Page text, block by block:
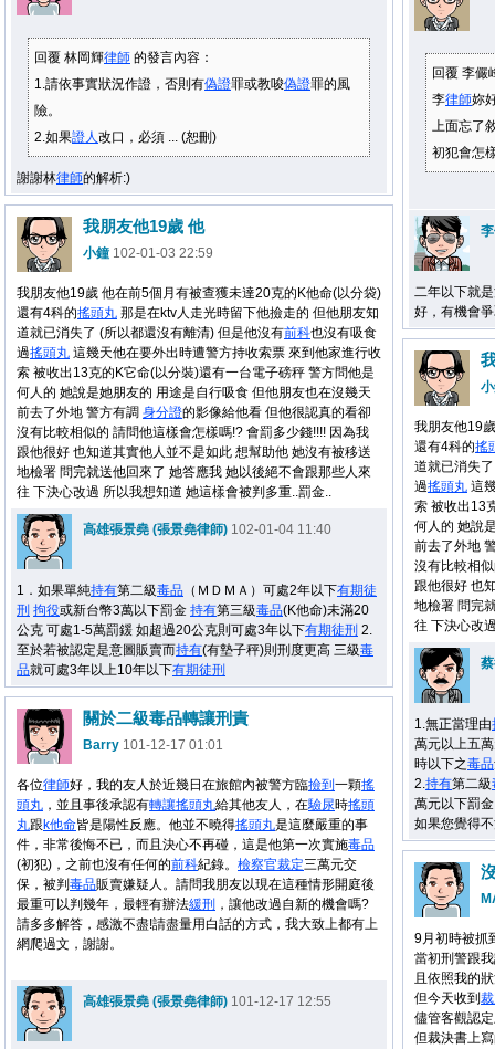
回覆 林岡輝律師 的發言內容：
1.請依事實狀況作證，否則有偽證罪或教唆偽證罪的風
險。
2.如果證人改口，必須 ... (恕刪)
謝謝林律師的解析:)
回覆 李儼
李律師妳
上面忘了
初犯會怎
二年以下就
好，有機會
我朋友他19歲 他
小鐘 102-01-03 22:59
我朋友他19歲 他在前5個月有被查獲未達20克的K他命(以分袋)
還有4科的搖頭丸 那是在ktv人走光時留下他撿走的 但他朋友知
道就已消失了 (所以都還沒有離清) 但是他沒有前科也沒有吸食
過搖頭丸 這幾天他在要外出時遭警方持收索票 來到他家進行收
索 被收出13克的K它命(以分裝)還有一台電子磅秤 警方問他是
何人的 她說是她朋友的 用途是自行吸食 但他朋友也在沒幾天
前去了外地 警方有調 身分證的影像給他看 但他很認真的看卻
沒有比較相似的 請問他這樣會怎樣嗎!? 會罰多少錢!!!! 因為我
跟他很好 也知道其實他人並不是如此 想幫助他 她沒有被移送
地檢署 問完就送他回來了 她答應我 她以後絕不會跟那些人來
往 下決心改過 所以我想知道 她這樣會被判多重..罰金..
高雄張景堯 (張景堯律師) 102-01-04 11:40
1．如果單純持有第二級毒品 （ＭＤＭＡ）可處2年以下有期徒
刑 拘役或新台幣3萬以下罰金 持有第三級毒品(K他命)未滿20
公克 可處1-5萬罰鍰 如超過20公克則可處3年以下有期徒刑 2.
至於若被認定是意圖販賣而持有(有墊子秤)則刑度更高 三級毒
品就可處3年以上10年以下有期徒刑
我朋友他19
還有4科的搖
道就已消失
過搖頭丸 這
索 被收出13
何人的 她說
前去了外地
沒有比較相
跟他很好 也
地檢署 問完
往 下決心改
1.無正當理由
萬元以上五
時以下之毒品
2.持有第二級
萬元以下罰
如果您覺得
關於二級毒品轉讓刑責
Barry 101-12-17 01:01
各位律師好，我的友人於近幾日在旅館內被警方臨撿到 一顆搖
頭丸 ，並且事後承認有轉讓搖頭丸給其他友人，在驗尿時搖頭
丸跟k他命皆是陽性反應。他並不曉得搖頭丸是這麼嚴重的事
件，非常後悔不已，而且決心不再碰，這是他第一次實施毒品
(初犯)，之前也沒有任何的前科紀錄。 檢察官裁定三萬元交
保，被判 毒品販賣嫌疑人。請問我朋友以現在這種情形開庭後
最重可以判幾年，最輕有辦法緩刑 ，讓他改過自新的機會嗎?
請多多解答，感激不盡!請盡量用白話的方式，我大致上都有上
網爬過文，謝謝。
高雄張景堯 (張景堯律師) 101-12-17 12:55
9月初時被抓
當初刑警跟
且依照我的
但今天收到
儘管客觀認
但裁決書上